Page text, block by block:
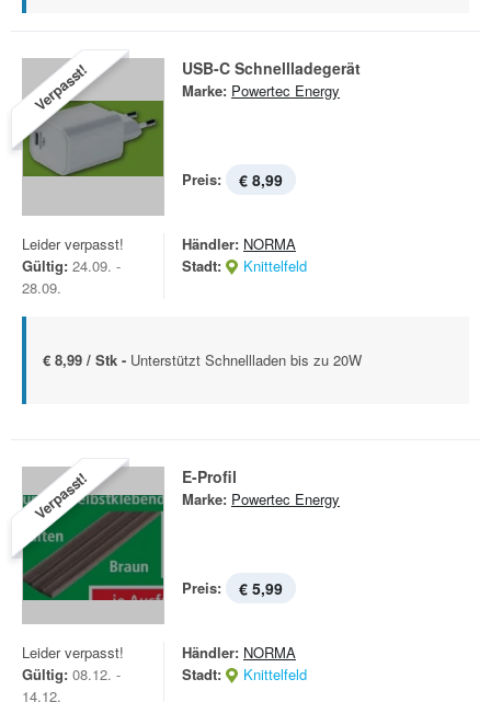
Verpasst! USB-C Schnellladegerät
Marke: Powertec Energy
Preis: € 8,99
Leider verpasst!
Gültig: 24.09. -
28.09.
Händler: NORMA
Stadt:
Knittelfeld
€ 8,99 / Stk - Unterstützt Schnellladen bis zu 20W
Verpasst! E-Profil
Marke: Powertec Energy
Preis: € 5,99
Leider verpasst!
Gültig: 08.12. -
14.12.
Händler: NORMA
Stadt:
Knittelfeld